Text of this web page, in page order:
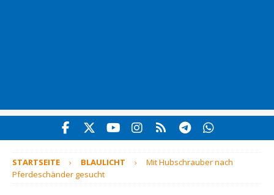
STARTSEITE BLAULICHT
Mit Hubschrauber nach
Pferdeschänder gesucht